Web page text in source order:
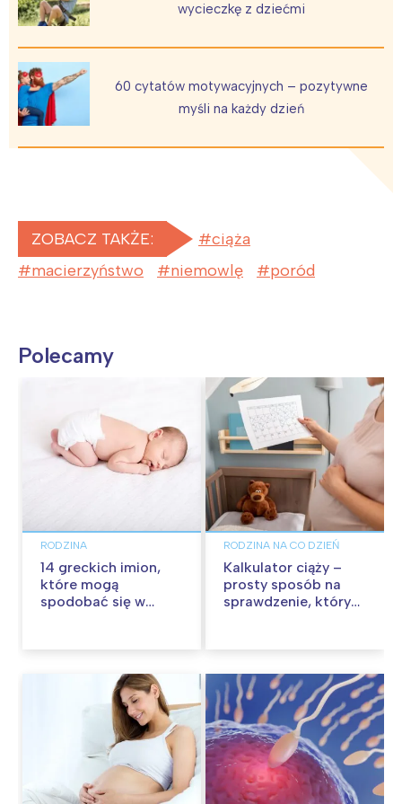
wycieczkę z dziećmi
60 cytatów motywacyjnych – pozytywne
myśli na każdy dzień
ZOBACZ TAKŻE:
ciąża
macierzyństwo
niemowlę poród
Polecamy
RODZINA
14 greckich imion,
które mogą
spodobać się w
RODZINA NA CO DZIEŃ
Kalkulator ciąży –
prosty sposób na
sprawdzenie, który